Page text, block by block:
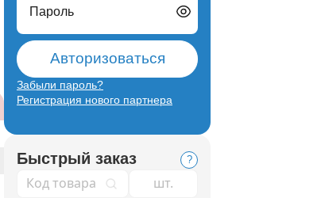
Пароль
Авторизоваться
Забыли пароль?
Регистрация нового партнера
Быстрый заказ ?
Код товара